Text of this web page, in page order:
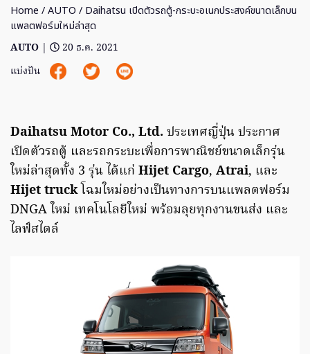
Home /AUTO / Daihatsu เปิดตัวรถตู้-กระบะอเนกประสงค์ขนาดเล็กบน
แพลตฟอร์มใหม่ล่าสุด
AUTO |
20 ธ.ค. 2021
แบ่งปัน
Daihatsu Motor Co., Ltd. ประเทศญี่ปุ่น ประกาศ
เปิดตัวรถตู้ และรถกระบะเพื่อการพาณิชย์ขนาดเล็กรุ่น
ใหม่ล่าสุดทั้ง 3 รุ่น ได้แก่ Hijet Cargo, Atrai, และ
Hijet truckโฉมใหม่อย่างเป็นทางการบนแพลตฟอร์ม
DNGA ใหม่ เทคโนโลยีใหม่ พร้อมลุยทุกงานขนส่ง และ
ไลฟ์สไตล์